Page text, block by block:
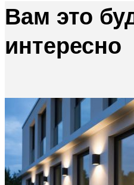
Вам это
интересно